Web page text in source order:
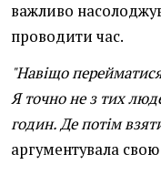
важливо
проводити час.
"Навіщо
Я точно не з тих
годин. Де потім
аргументувала